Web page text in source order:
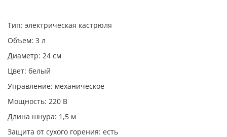
Тип: электрическая кастрюля
Объем: 3 л
Диаметр: 24 см
Цвет: белый
Управление: механическое
Мощность: 220 В
Длина шнура: 1,5 м
Защита от сухого горения: есть